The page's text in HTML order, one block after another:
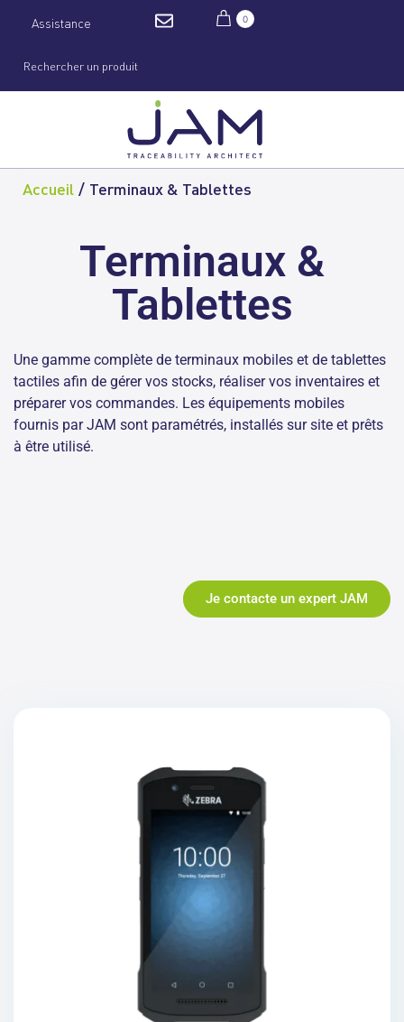
Assistance 0
Accueil / Terminaux & Tablettes
Terminaux &
Tablettes
Une gamme complète de terminaux mobiles et de tablettes
tactiles afin de gérer vos stocks, réaliser vos inventaires et
préparer vos commandes. Les équipements mobiles
fournis par JAM sont paramétrés, installés sur site et prêts
à être utilisé.
Je contacte un expert JAM